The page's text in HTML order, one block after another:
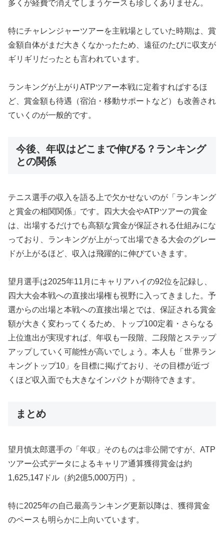
多くが経費で消えてしまうケースも珍しくありません。
特にチャレンジャーツアーを主戦場としていた時期は、賞
金額自体がまだ大きくなかったため、遠征のたびに収支が
ギリギリだったとも言われています。
ランキングが上がりATPツアー本戦に定着すればするほ
ど、賞金額も待遇（宿泊・移動サポートなど）も改善され
ていくのが一般的です。
今後、年収はどこまで伸びる？ランキング
との関係
テニス選手の収入を語る上で欠かせないのが「ランキング
と賞金の相関関係」です。四大大会やATPツアーの賞金
は、出場するだけでも高額な賞金が保証される仕組みにな
っており、ランキングが上がって出場できる大会のグレー
ドが上がるほど、収入は飛躍的に伸びていきます。
望月選手は2025年11月にキャリアハイの92位を記録し、
四大大会本戦への直接出場権も視野に入ってきました。予
選からの出場と本戦への直接出場とでは、保証される賞金
額が大きく変わってくるため、トップ100定着・さらなる
上位進出が実現すれば、年収も一段階、二段階とステップ
アップしていく可能性が高いでしょう。本人も「世界ラン
キングトップ10」を目標に掲げており、その目標が近づ
くほど収入面でも大きなインパクトが期待できます。
まとめ
望月慎太郎選手の「年収」そのものは非公開ですが、ATP
ツアー公式データによるキャリア通算獲得賞金は約
1,625,147ドル（約2億5,000万円）。
特に2025年の自己最高ランキング更新以降は、獲得賞金
のペースも明らかに上向いています。